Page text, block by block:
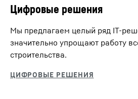
Цифровые решения
Мы предлагаем целый ряд IT-
значительно упрощают работу
строительства.